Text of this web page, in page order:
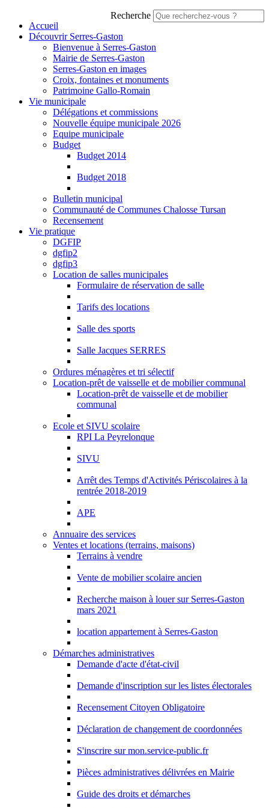
Recherche
Accueil
Découvrir Serres-Gaston
Bienvenue à Serres-Gaston
Mairie de Serres-Gaston
Serres-Gaston en images
Croix, fontaines et monuments
Patrimoine Gallo-Romain
Vie municipale
Délégations et commissions
Nouvelle équipe municipale 2026
Equipe municipale
Budget
Budget 2014
Budget 2018
Bulletin municipal
Communauté de Communes Chalosse Tursan
Recensement
Vie pratique
DGFIP
dgfip2
dgfip3
Location de salles municipales
Formulaire de réservation de salle
Tarifs des locations
Salle des sports
Salle Jacques SERRES
Ordures ménagères et tri sélectif
Location-prêt de vaisselle et de mobilier communal
Location-prêt de vaisselle et de mobilier
communal
Ecole et SIVU scolaire
RPI La Peyrelonque
SIVU
Arrêt des Temps d'Activités Périscolaires à la
rentrée 2018-2019
APE
Annuaire des services
Ventes et locations (terrains, maisons)
Terrains à vendre
Vente de mobilier scolaire ancien
Recherche maison à louer sur Serres-Gaston
mars 2021
location appartement à Serres-Gaston
Démarches administratives
Demande d'acte d'état-civil
Demande d'inscription sur les listes électorales
Recensement Citoyen Obligatoire
Déclaration de changement de coordonnées
S'inscrire sur mon.service-public.fr
Pièces administratives délivrées en Mairie
Guide des droits et démarches